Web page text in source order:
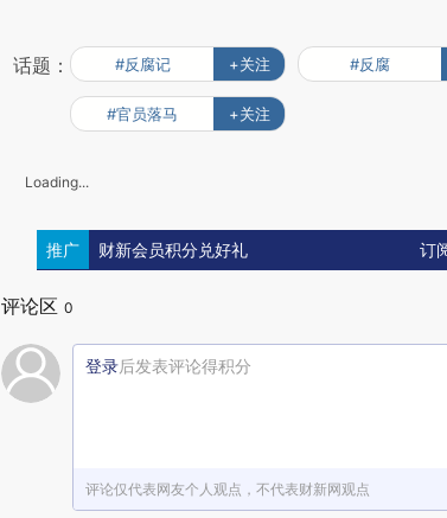
话题： #反腐记 +关注 #反腐
#官员落马 +关注
Loading...
推广 财新会员积分兑好礼 订
评论区 0
登录后发表评论得积分
评论仅代表网友个人观点，不代表财新网观点